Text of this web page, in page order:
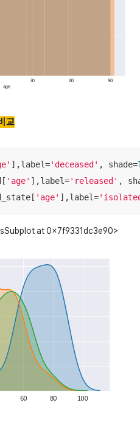
교
],label='deceased' , shade=
'age' ],label='released' ,
'age' ],label=
at 0x7f9331dc3e90>